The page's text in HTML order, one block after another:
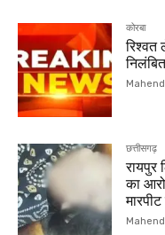
कोरबा
छत्तीसगढ़
रायपुर
का